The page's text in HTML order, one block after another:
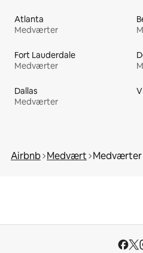
Atlanta
Medværter
Fort Lauderdale
Medværter
Dallas
Medværter
Airbnb Medvært Medværter